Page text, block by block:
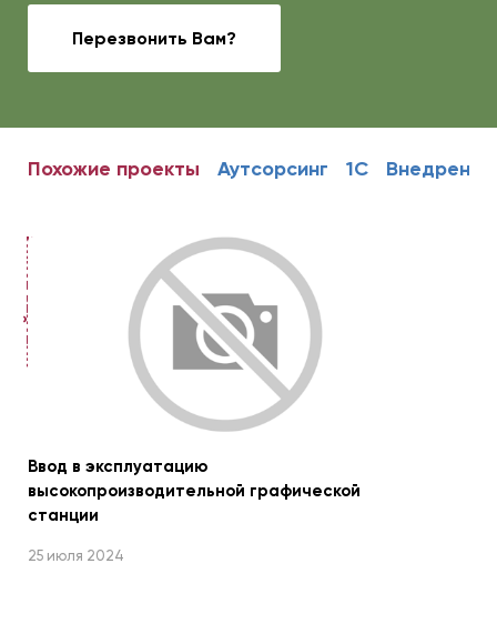
Перезвонить Вам?
Похожие проекты Аутсорсинг 1С
ЧИТАЙТЕ ТАКЖЕ
Ввод в эксплуатацию
высокопроизводительной графической
станции
25 июля 2024